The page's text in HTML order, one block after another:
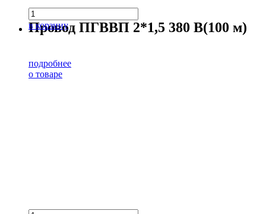
в корзину
Провод ПГВВП 2*1,5 380 В(100 м)
подробнее
о товаре